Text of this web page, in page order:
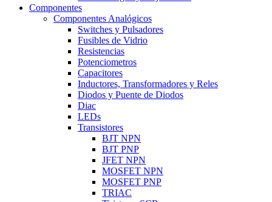
Componentes
Componentes Analógicos
Switches y Pulsadores
Fusibles de Vidrio
Resistencias
Potenciometros
Capacitores
Inductores, Transformadores y Reles
Diodos y Puente de Diodos
Diac
LEDs
Transistores
BJT NPN
BJT PNP
JFET NPN
MOSFET NPN
MOSFET PNP
TRIAC